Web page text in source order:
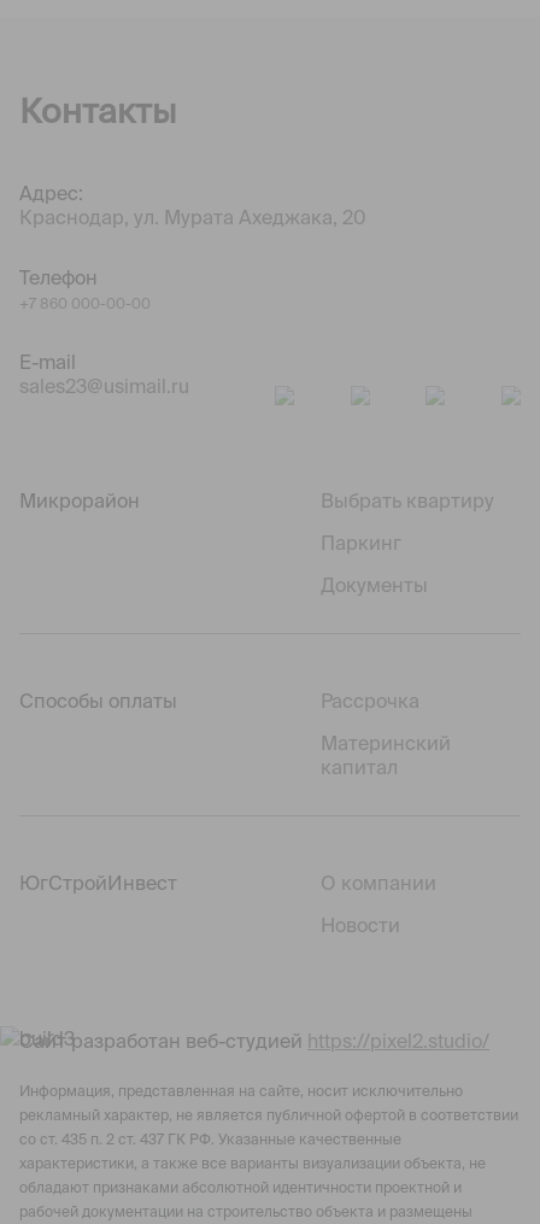
Контакты
Адрес:
Краснодар, ул. Мурата Ахеджака, 20
Телефон
+7 860 000-00-00
E-mail
sales23@usimail.ru
Микрорайон
Выбрать квартиру
Паркинг
Документы
Способы оплаты
Рассрочка
Материнский
капитал
ЮгСтройИнвест
О компании
Новости
Сайт разработан веб-студией https://pixel2.studio/
Информация, представленная на сайте, носит исключительно
рекламный характер, не является публичной офертой в соответствии
со ст. 435 п. 2 ст. 437 ГК РФ. Указанные качественные
характеристики, а также все варианты визуализации объекта, не
обладают признаками абсолютной идентичности проектной и
рабочей документации на строительство объекта и размещены